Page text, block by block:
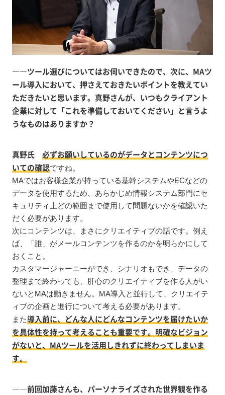
――ツール選びについてはお伺いできたので、次に、MAツ
ール導入において、押さえておきたいポイントを教えてい
ただきたいと思います。真野さんが、いつもクライアント
企業に対して「これを準備しておいてください」と言うよ
うなものはありますか？
真野氏
必ずお願いしているのがデータとコンテンツにつ
いての確認ですね。
MAではお客様企業が持っている基幹システムやECなどの
データを使用するため、あらかじめ情報システム部門にセ
キュリティ上どの範囲まで使用して問題ないかを確認いた
だく必要があります。
次にコンテンツは、まさにクリエイティブの話です。例え
ば、「誰」がメールコンテンツを作るのかを明らかにして
おくこと。
カスタマージャーニーができ、シナリオもでき、データの
整理まで終わっても、肝心のクリエイティブを作る人がい
ないとMAは動きません。MA導入と並行して、クリエイテ
ィブの企画と進行について考える必要があります。
また導入前に、どんな人にどんなコンテンツを届けたいか
を具体性を持って考えることも重要です。明確なビジョン
がないと、MAツールを活用しきれずに終わってしまいま
す。
――前回加藤さんも、パーソナライズされた世界観を作る